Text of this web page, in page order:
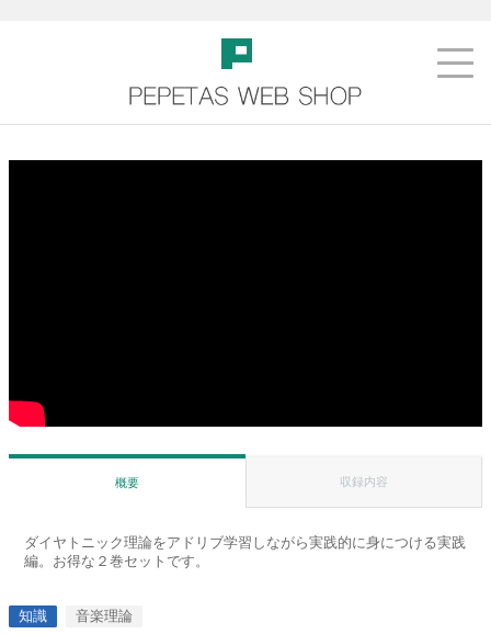
概要 収録内容
ダイヤトニック理論をアドリブ学習しながら実践的に身につける実践
編。お得な２巻セットです。
知識 音楽理論